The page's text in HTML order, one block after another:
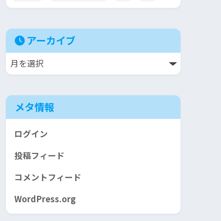
アーカイブ
メタ情報
ログイン
投稿フィード
コメントフィード
WordPress.org